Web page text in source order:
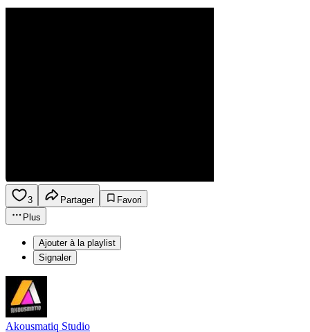
3 Partager
Favori
Plus
Ajouter à la playlist
Signaler
Akousmatiq Studio